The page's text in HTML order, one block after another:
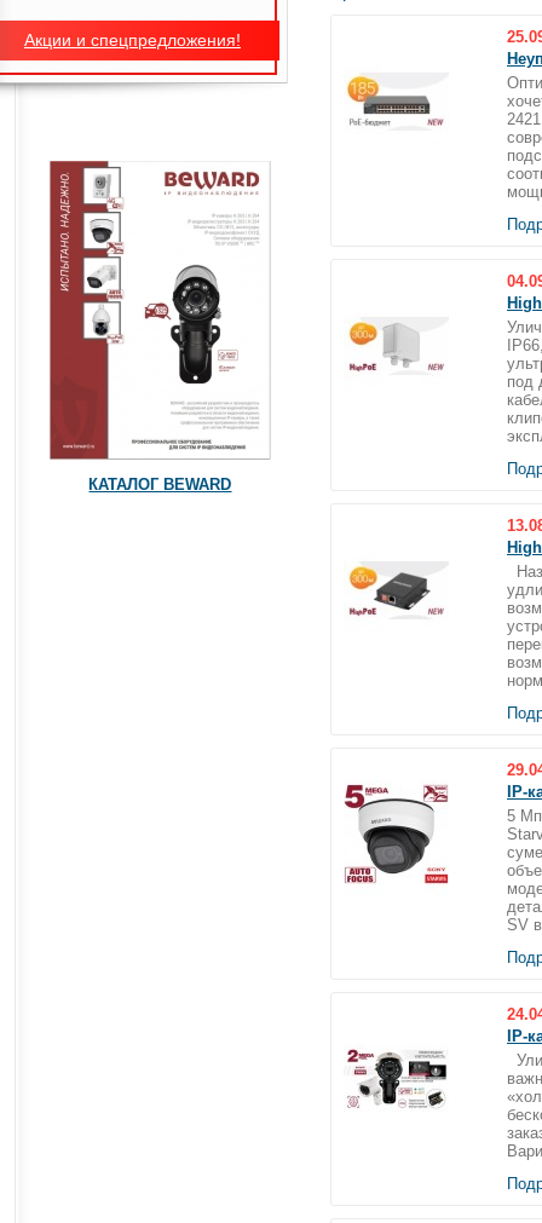
под
IP-
5 Мп
SV
IP-
Акции и спецпредложения!
КАТАЛОГ BEWARD